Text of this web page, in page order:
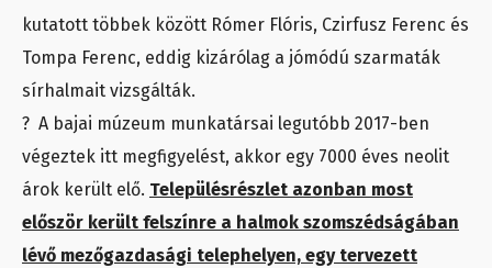
kutatott többek között Rómer Flóris, Czirfusz Ferenc és
Tompa Ferenc, eddig kizárólag a jómódú szarmaták
sírhalmait vizsgálták.
? A bajai múzeum munkatársai legutóbb 2017-ben
végeztek itt megfigyelést, akkor egy 7000 éves neolit
árok került elő. Településrészlet azonban most
először került felszínre a halmok szomszédságában
lévő mezőgazdasági telephelyen, egy tervezett